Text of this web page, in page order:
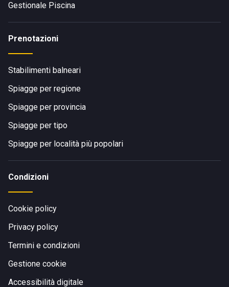
Gestionale Piscina
Prenotazioni
Stabilimenti balneari
Spiagge per regione
Spiagge per provincia
Spiagge per tipo
Spiagge per località più popolari
Condizioni
Cookie policy
Privacy policy
Termini e condizioni
Gestione cookie
Accessibilità digitale